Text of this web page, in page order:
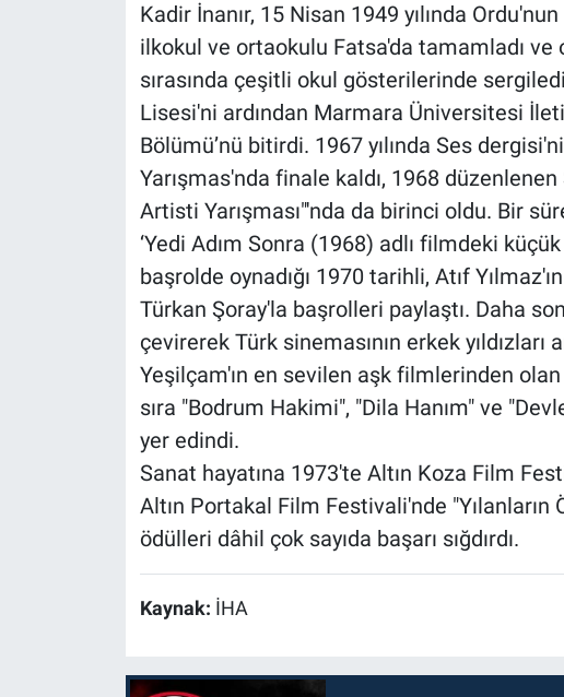
Kadir İnanır, 15 Nisan 1949 yılında
ilkokul ve ortaokulu Fatsa'da tamamladı
sırasında çeşitli okul gösterilerinde
Lisesi'ni ardından Marmara Üniversitesi
Bölümü’nü bitirdi. 1967 yılında Ses
Yarışmas'nda finale kaldı, 1968
Artisti Yarışması"'nda da birinci oldu. Bir
‘Yedi Adım Sonra (1968) adlı filmdeki
başrolde oynadığı 1970 tarihli, Atıf
Türkan Şoray'la başrolleri paylaştı. Daha
çevirerek Türk sinemasının erkek yıldızları
Yeşilçam'ın en sevilen aşk filmlerinden olan
sıra "Bodrum Hakimi", "Dila Hanım" ve
yer edindi.
Sanat hayatına 1973'te Altın Koza Film
Altın Portakal Film Festivali'nde "Yılanların
ödülleri dâhil çok sayıda başarı sığdırdı.
Kaynak: İHA